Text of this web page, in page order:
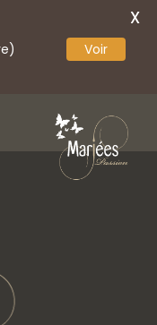
Voir
X